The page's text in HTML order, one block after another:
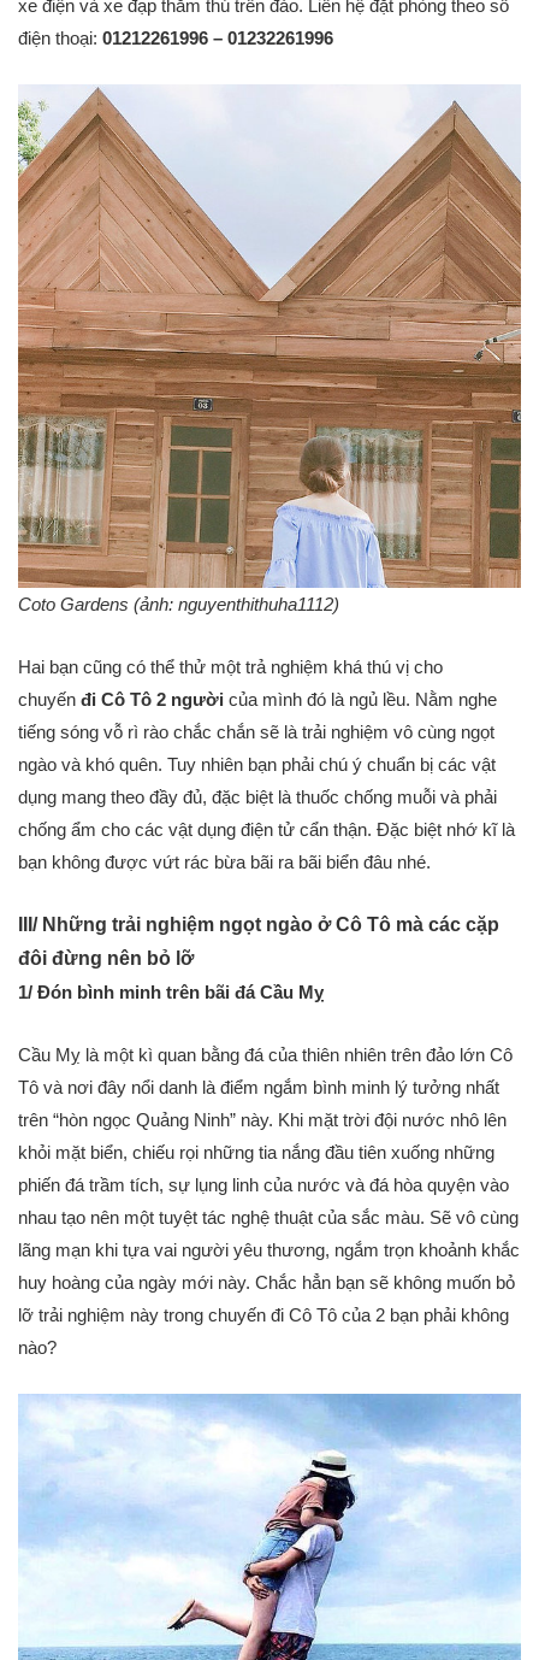
xe điện và xe đạp thăm thú trên đảo. Liên hệ đặt phòng theo số
điện thoại: 01212261996 – 01232261996
Coto Gardens (ảnh: nguyenthithuha1112)
Hai bạn cũng có thể thử một trả nghiệm khá thú vị cho
chuyến đi Cô Tô 2 người của mình đó là ngủ lều. Nằm nghe
tiếng sóng vỗ rì rào chắc chắn sẽ là trải nghiệm vô cùng ngọt
ngào và khó quên. Tuy nhiên bạn phải chú ý chuẩn bị các vật
dụng mang theo đầy đủ, đặc biệt là thuốc chống muỗi và phải
chống ẩm cho các vật dụng điện tử cẩn thận. Đặc biệt nhớ kĩ là
bạn không được vứt rác bừa bãi ra bãi biển đâu nhé.
III/ Những trải nghiệm ngọt ngào ở Cô Tô mà các cặp
đôi đừng nên bỏ lỡ
1/ Đón bình minh trên bãi đá Cầu Mỵ
Cầu Mỵ là một kì quan bằng đá của thiên nhiên trên đảo lớn Cô
Tô và nơi đây nổi danh là điểm ngắm bình minh lý tưởng nhất
trên “hòn ngọc Quảng Ninh” này. Khi mặt trời đội nước nhô lên
khỏi mặt biển, chiếu rọi những tia nắng đầu tiên xuống những
phiến đá trầm tích, sự lụng linh của nước và đá hòa quyện vào
nhau tạo nên một tuyệt tác nghệ thuật của sắc màu. Sẽ vô cùng
lãng mạn khi tựa vai người yêu thương, ngắm trọn khoảnh khắc
huy hoàng của ngày mới này. Chắc hẳn bạn sẽ không muốn bỏ
lỡ trải nghiệm này trong chuyến đi Cô Tô của 2 bạn phải không
nào?